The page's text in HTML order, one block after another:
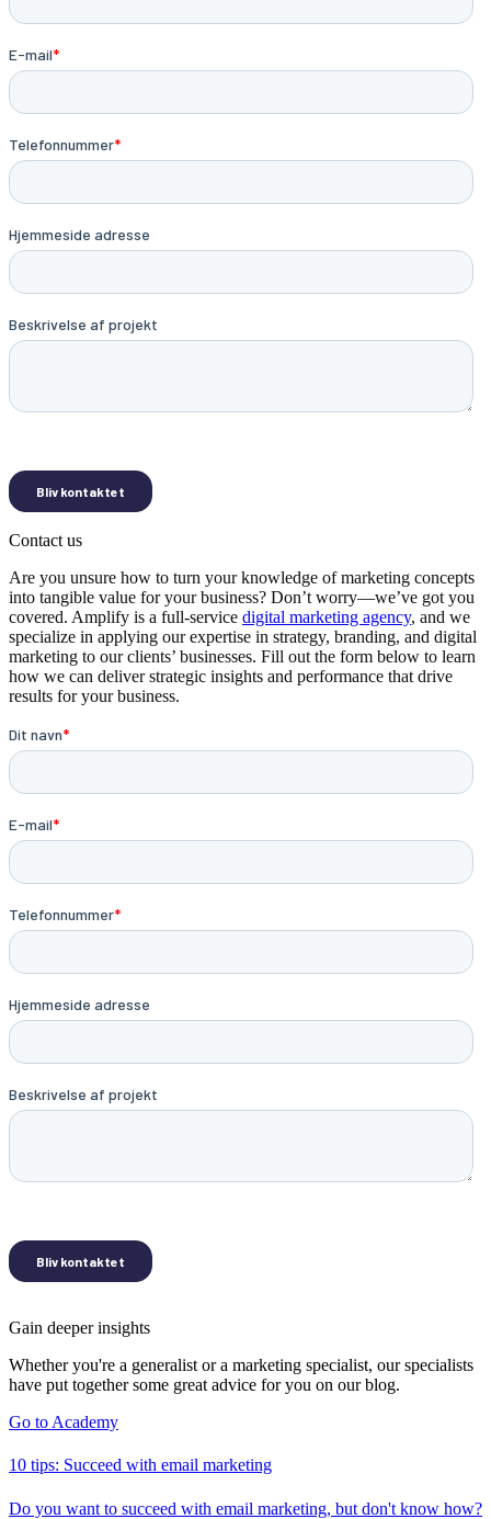
Contact us
Are you unsure how to turn your knowledge of marketing concepts
into tangible value for your business? Don’t worry—we’ve got you
covered. Amplify is a full-service digital marketing agency, and we
specialize in applying our expertise in strategy, branding, and digital
marketing to our clients’ businesses. Fill out the form below to learn
how we can deliver strategic insights and performance that drive
results for your business.
Gain deeper insights
Whether you're a generalist or a marketing specialist, our specialists
have put together some great advice for you on our blog.
Go to Academy
10 tips: Succeed with email marketing
Do you want to succeed with email marketing, but don't know how?